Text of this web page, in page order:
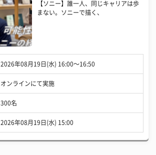
【ソニー】誰一人、同じキャリアは歩
まない。ソニーで描く、
2026年08月19日(水) 16:00〜16:50
オンラインにて実施
300名
2026年08月19日(水) 15:00